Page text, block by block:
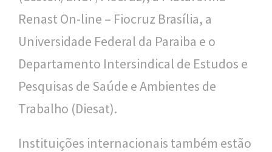
Renast On-line – Fiocruz Brasília, a
Universidade Federal da Paraiba e o
Departamento Intersindical de Estudos e
Pesquisas de Saúde e Ambientes de
Trabalho (Diesat).
Instituições internacionais também estão